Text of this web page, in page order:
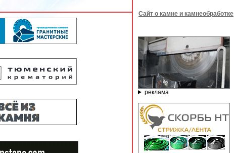
Сайт о камне и камнеобработке
реклама